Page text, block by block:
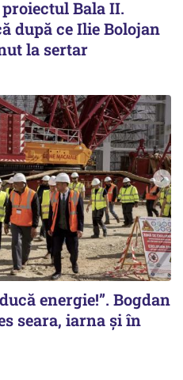
Bala II.
după ce Ilie Bolojan
la sertar
energie!”. Bogdan
seara, iarna și în